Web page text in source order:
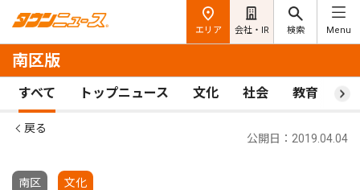
エリア 会社・IR 検索 Menu
南区版
すべて トップニュース 文化 社会 教育 ス
戻る
南区 文化
公開日：2019.04.04